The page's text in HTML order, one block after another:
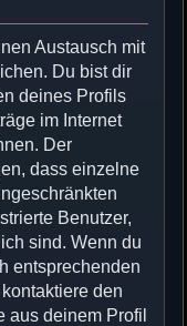
Austausch mit
Du bist dir
deines Profils
im Internet
Der
dass einzelne
Benutzer,
sind. Wenn du
entsprechenden
den
aus deinem Profil